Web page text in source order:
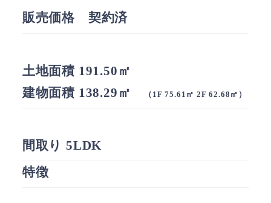
販売価格 契約済
土地面積 191.50㎡
建物面積 138.29㎡
（1F 75.61㎡ 2F 62.68㎡）
間取り 5LDK
特徴